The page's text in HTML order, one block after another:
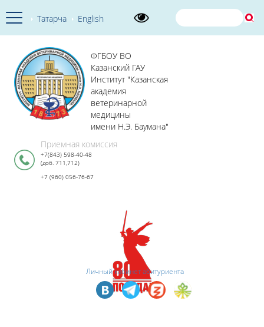
Татарча English
ФГБОУ ВО
Казанский ГАУ
Институт "Казанская
академия
ветеринарной
медицины
имени Н.Э. Баумана"
Приемная комиссия
+7(843) 598-40-48
(доб. 711,712)
+7 (960) 056-76-67
Личный кабинет абитуриента